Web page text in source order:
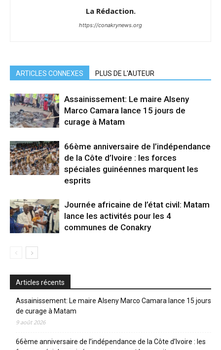
La Rédaction.
https://conakrynews.org
ARTICLES CONNEXES PLUS DE L'AUTEUR
Assainissement: Le maire Alseny
Marco Camara lance 15 jours de
curage à Matam
66ème anniversaire de l’indépendance
de la Côte d’Ivoire : les forces
spéciales guinéennes marquent les
esprits
Journée africaine de l’état civil: Matam
lance les activités pour les 4
communes de Conakry
Articles récents
Assainissement: Le maire Alseny Marco Camara lance 15 jours
de curage à Matam
9 août 2026
66ème anniversaire de l’indépendance de la Côte d’Ivoire : les